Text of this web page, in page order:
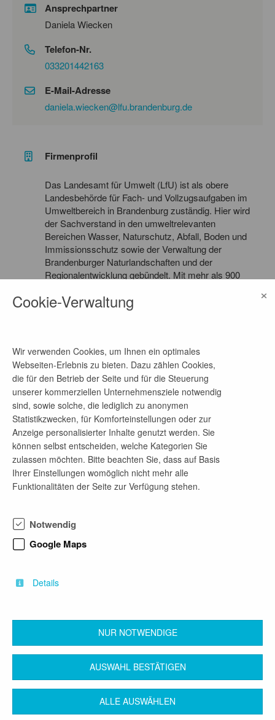
Ansprechpartner
Daniela Wiecken
Telefon-Nr.
033201442163
E-Mail-Adresse
daniela.wiecken@lfu.brandenburg.de
Firmenprofil
Das Landesamt für Umwelt (LfU) ist als obere
Landesbehörde für Fach- und Vollzugsaufgaben im
Umweltbereich in Brandenburg zuständig. Hier wird
der Sachverstand in den umweltrelevanten
Bereichen Wasser, Naturschutz, Abfall, Boden und
Immissionsschutz sowie der Verwaltung der
Brandenburger Naturlandschaften und der
Regionalentwicklung gebündelt. Mit mehr als 900
Brandenburg nehmen wir vielfältige Aufgaben wahr.
Wir sammeln und bewerten Umweltdaten und
Vorhaben mit besonderen Auswirkungen auf Natur
und Umwelt oder setzen selbst Projekte praktisch
um.
Mehr Jobangebote dieses Unternehmens
Sachbearbeitung "Haushalt, Koordination und
Verwaltung" in der Abteilung Naturschutz und
Landesamt für Umwelt
vor 2 Wochen
zurück
Kontakt Impressum AGB Datenschutz
Cookie-Verwaltung ×
Wir verwenden Cookies, um Ihnen ein optimales
Webseiten-Erlebnis zu bieten. Dazu zählen Cookies,
die für den Betrieb der Seite und für die Steuerung
unserer kommerziellen Unternehmensziele notwendig
sind, sowie solche, die lediglich zu anonymen
Statistikzwecken, für Komforteinstellungen oder zur
Anzeige personalisierter Inhalte genutzt werden. Sie
können selbst entscheiden, welche Kategorien Sie
zulassen möchten. Bitte beachten Sie, dass auf Basis
Ihrer Einstellungen womöglich nicht mehr alle
Funktionalitäten der Seite zur Verfügung stehen.
Notwendig
Google Maps
Details
NUR NOTWENDIGE
AUSWAHL BESTÄTIGEN
ALLE AUSWÄHLEN